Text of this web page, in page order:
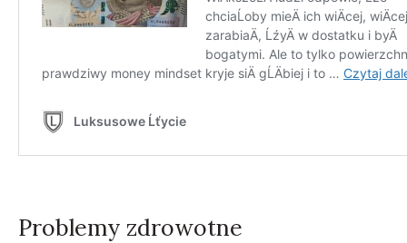
Problemy zdrowotne